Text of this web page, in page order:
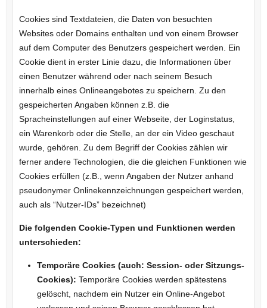
Cookies sind Textdateien, die Daten von besuchten
Websites oder Domains enthalten und von einem Browser
auf dem Computer des Benutzers gespeichert werden. Ein
Cookie dient in erster Linie dazu, die Informationen über
einen Benutzer während oder nach seinem Besuch
innerhalb eines Onlineangebotes zu speichern. Zu den
gespeicherten Angaben können z.B. die
Spracheinstellungen auf einer Webseite, der Loginstatus,
ein Warenkorb oder die Stelle, an der ein Video geschaut
wurde, gehören. Zu dem Begriff der Cookies zählen wir
ferner andere Technologien, die die gleichen Funktionen wie
Cookies erfüllen (z.B., wenn Angaben der Nutzer anhand
pseudonymer Onlinekennzeichnungen gespeichert werden,
auch als “Nutzer-IDs” bezeichnet)
Die folgenden Cookie-Typen und Funktionen werden
unterschieden:
Temporäre Cookies (auch: Session- oder Sitzungs-
Cookies): Temporäre Cookies werden spätestens
gelöscht, nachdem ein Nutzer ein Online-Angebot